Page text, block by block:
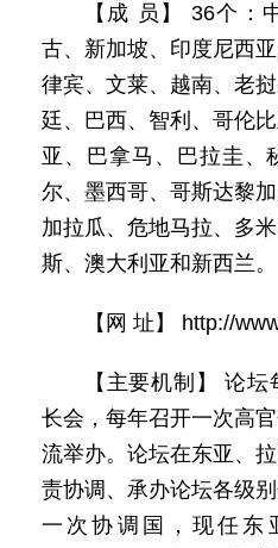
【成 员】 36个：
古、新加坡、印度尼西
律宾、文莱、越南、老
廷、巴西、智利、哥伦
亚、巴拿马、巴拉圭、
尔、墨西哥、哥斯达黎
加拉瓜、危地马拉、多
斯、澳大利亚和新西兰。
【网 址】 http://
【主要机制】 论
长会，每年召开一次高
流举办。论坛在东亚、
责协调、承办论坛各级
一次协调国，现任东